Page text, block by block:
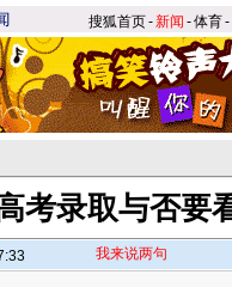
搜狐首页-新闻 -体育-
考录取与否要
我来说两句